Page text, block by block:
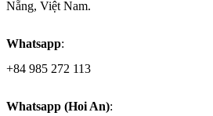
Nẵng, Việt Nam.
Whatsapp:
+84 985 272 113
Whatsapp (Hoi An):